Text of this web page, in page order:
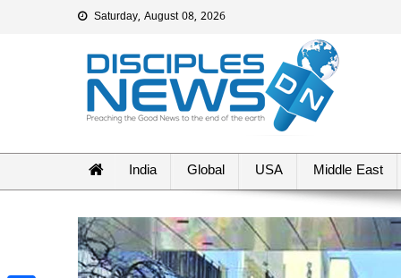
Saturday, August 08, 2026
India Global USA Middle East